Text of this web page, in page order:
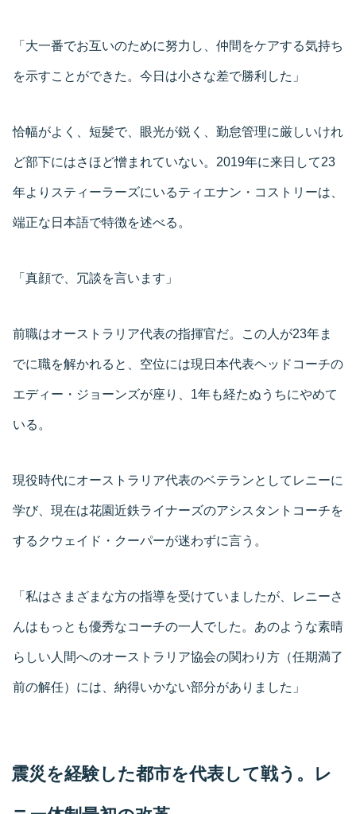
「大一番でお互いのために努力し、仲間をケアする気持ち
を示すことができた。今日は小さな差で勝利した」
恰幅がよく、短髪で、眼光が鋭く、勤怠管理に厳しいけれ
ど部下にはさほど憎まれていない。2019年に来日して23
年よりスティーラーズにいるティエナン・コストリーは、
端正な日本語で特徴を述べる。
「真顔で、冗談を言います」
前職はオーストラリア代表の指揮官だ。この人が23年ま
でに職を解かれると、空位には現日本代表ヘッドコーチの
エディー・ジョーンズが座り、1年も経たぬうちにやめて
いる。
現役時代にオーストラリア代表のベテランとしてレニーに
学び、現在は花園近鉄ライナーズのアシスタントコーチを
するクウェイド・クーパーが迷わずに言う。
「私はさまざまな方の指導を受けていましたが、レニーさ
んはもっとも優秀なコーチの一人でした。あのような素晴
らしい人間へのオーストラリア協会の関わり方（任期満了
前の解任）には、納得いかない部分がありました」
震災を経験した都市を代表して戦う。レ